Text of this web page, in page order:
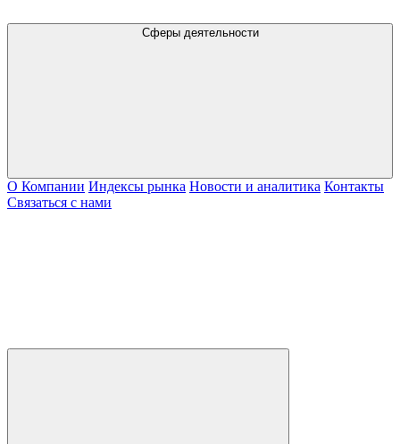
Сферы деятельности
О Компании Индексы рынка Новости и аналитика Контакты
Связаться с нами